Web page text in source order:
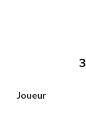
Joueur